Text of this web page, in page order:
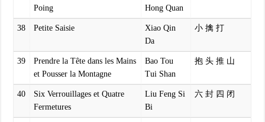
Poing
Hong Quan
38 Petite Saisie
Xiao Qin
Da
小 擒 打
39
Prendre la Tête dans les Mains
et Pousser la Montagne
Bao Tou
Tui Shan
抱 头 推 山
40
Six Verrouillages et Quatre
Fermetures
Liu Feng Si
Bi
六 封 四 闭